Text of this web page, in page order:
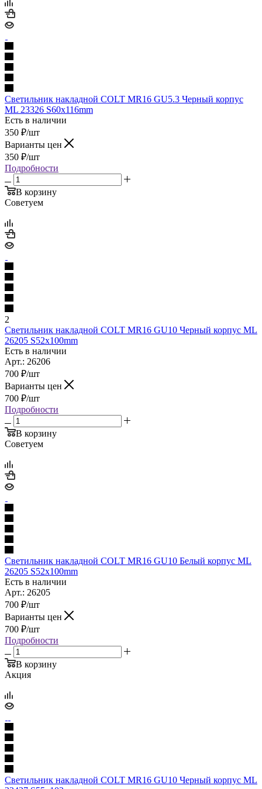
Светильник накладной COLT MR16 GU5.3 Черный корпус
ML 23326 S60x116mm
Есть в наличии
350 ₽/шт
Варианты цен
350 ₽/шт
Подробности
В корзину
Советуем
2
Светильник накладной COLT MR16 GU10 Черный корпус ML
26205 S52x100mm
Есть в наличии
Арт.: 26206
700 ₽/шт
Варианты цен
700 ₽/шт
Подробности
В корзину
Советуем
Светильник накладной COLT MR16 GU10 Белый корпус ML
26205 S52x100mm
Есть в наличии
Арт.: 26205
700 ₽/шт
Варианты цен
700 ₽/шт
Подробности
В корзину
Акция
Светильник накладной COLT MR16 GU10 Черный корпус ML